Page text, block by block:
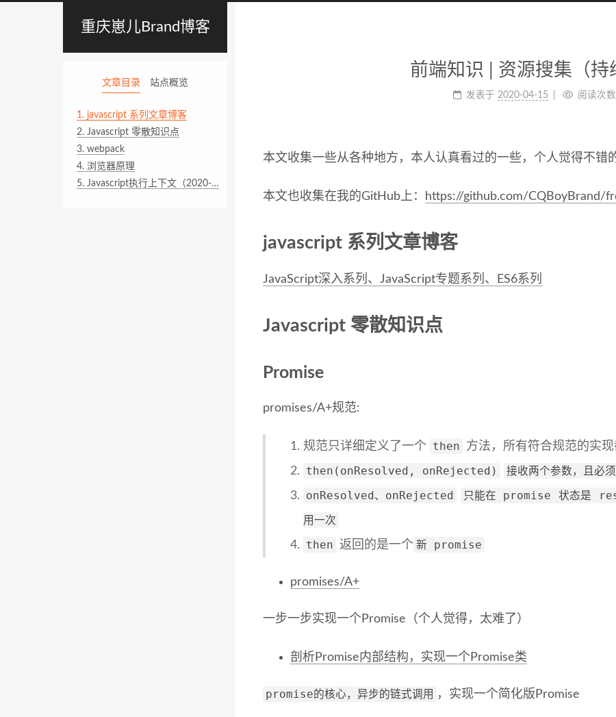
重庆崽儿Brand博客
文章目录 站点概览
1. javascript 系列文章博客
2. Javascript 零散知识点
3. webpack
4. 浏览器原理
5. Javascript执行上下文（2020-04-20更新）
前端知识 | 资源搜集（持
发表于 2020-04-15 阅读次数
本文收集一些从各种地方，本人认真看过的一些，个人觉得不错
本文也收集在我的GitHub上： https://github.com/CQBoyBrand/
javascript 系列文章博客
JavaScript深入系列、JavaScript专题系列、ES6系列
Javascript 零散知识点
Promise
promises/A+规范:
规范只详细定义了一个 then 方法，所有符合规范的实现
then(onResolved, onRejected)
接收两个参数，且必
onResolved、onRejected
只能在 promise 状态是
用一次
then 返回的是一个 新 promise
promises/A+
一步一步实现一个Promise（个人觉得，太难了）
剖析Promise内部结构，实现一个Promise类
promise的核心，异步的链式调用 ，实现一个简化版Promise